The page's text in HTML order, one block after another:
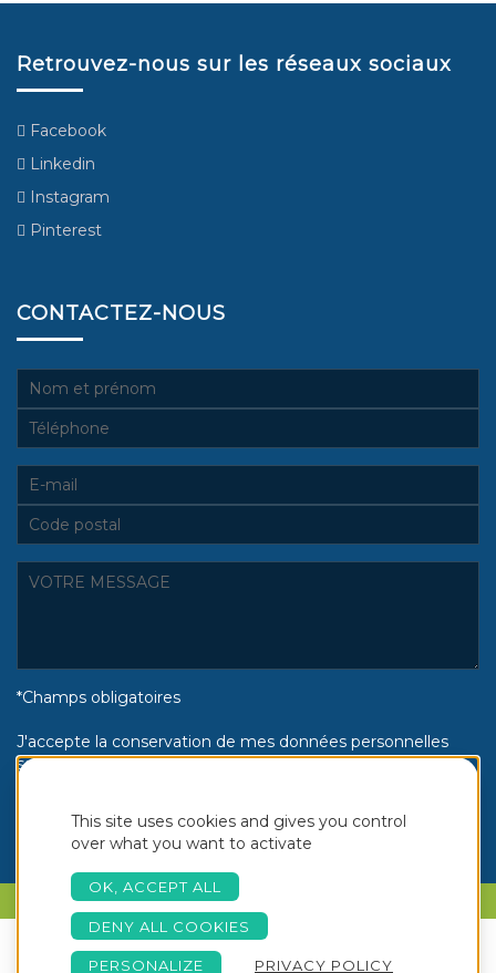
Retrouvez-nous sur les réseaux sociaux
Facebook
Linkedin
Instagram
Pinterest
CONTACTEZ-NOUS
*Champs obligatoires
J'accepte la conservation de mes données personnelles
selon la politique de confidentialité Piscines Aquinox :
PARLONS DE VOTRE PROJET
This site uses cookies and gives you control
over what you want to activate
OK, ACCEPT ALL
DENY ALL COOKIES
PERSONALIZE PRIVACY POLICY